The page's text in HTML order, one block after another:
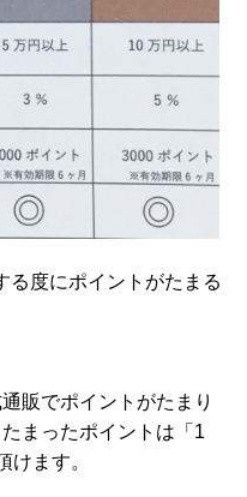
る度にポイントがたまる
販でポイントがたまり
まったポイントは「1
けます。